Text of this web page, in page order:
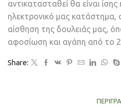
αντικατασταθεί θα είναι
ηλεκτρονικό μας κατάστημα,
αίσθηση της δουλειάς μας,
αφοσίωση και αγάπη από το
Share: